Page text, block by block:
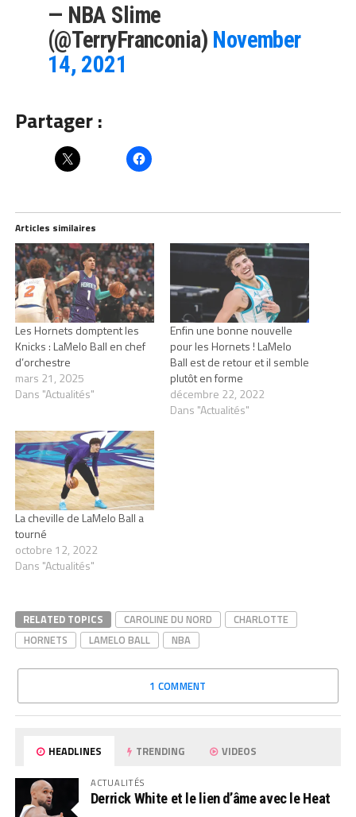
— NBA Slime
(@TerryFranconia) November
14, 2021
Partager :
Articles similaires
Les Hornets domptent les
Knicks : LaMelo Ball en chef
d’orchestre
mars 21, 2025
Dans "Actualités"
Enfin une bonne nouvelle
pour les Hornets ! LaMelo
Ball est de retour et il semble
plutôt en forme
décembre 22, 2022
Dans "Actualités"
La cheville de LaMelo Ball a
tourné
octobre 12, 2022
Dans "Actualités"
RELATED TOPICS CAROLINE DU NORD
CHARLOTTE
HORNETS
LAMELO BALL NBA
1 COMMENT
HEADLINES TRENDING VIDEOS
ACTUALITÉS
Derrick White et le lien d’âme avec le Heat